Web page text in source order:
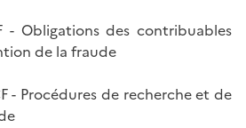
- Obligations des contribuables
de la fraude
- Procédures de recherche et de